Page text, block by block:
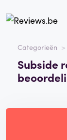
Categorieën
Subside